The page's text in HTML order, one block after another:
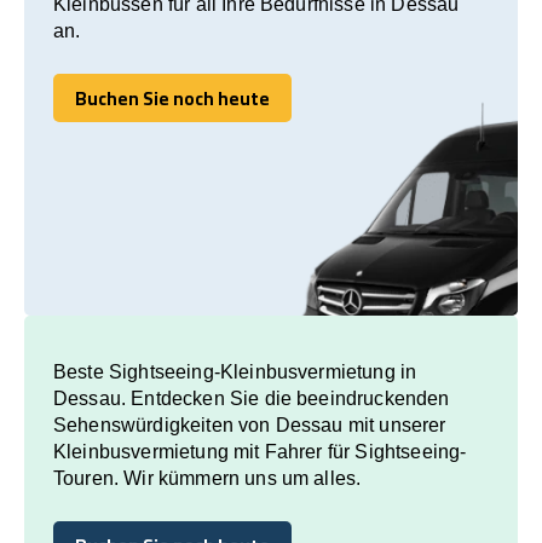
an.
Buchen Sie noch heute
Buchen Sie noch heute
Beste Sightseeing-Kleinbusvermietung in
Dessau. Entdecken Sie die beeindruckenden
Sehenswürdigkeiten von Dessau mit unserer
Kleinbusvermietung mit Fahrer für Sightseeing-
Touren. Wir kümmern uns um alles.